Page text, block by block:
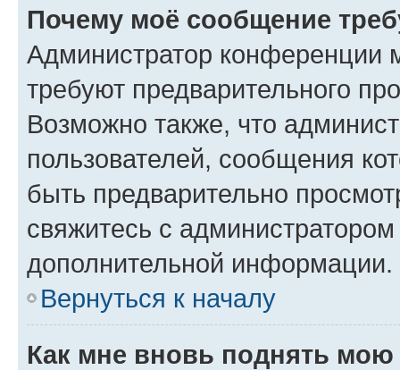
Почему моё сообщение
Администратор конференции
требуют предварительного
Возможно также, что
пользователей, сообщения
быть предварительно
свяжитесь с
дополнительной информации.
Вернуться к началу
Как мне вновь поднять мою